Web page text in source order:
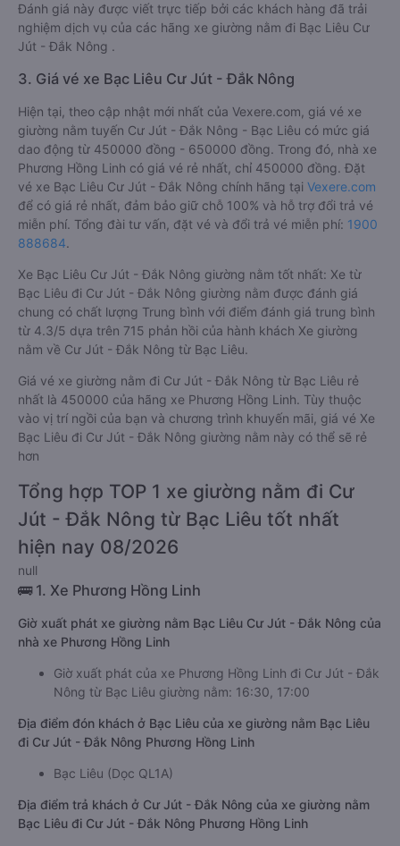
Đánh giá này được viết trực tiếp bởi các khách hàng đã trải
nghiệm dịch vụ của các hãng xe giường nằm đi Bạc Liêu Cư
Jút - Đắk Nông .
3. Giá vé xe Bạc Liêu Cư Jút - Đắk Nông
Hiện tại, theo cập nhật mới nhất của Vexere.com, giá vé xe
giường nằm tuyến Cư Jút - Đắk Nông - Bạc Liêu có mức giá
dao động từ 450000 đồng - 650000 đồng. Trong đó, nhà xe
Phương Hồng Linh có giá vé rẻ nhất, chỉ 450000 đồng. Đặt
vé xe Bạc Liêu Cư Jút - Đắk Nông chính hãng tại Vexere.com
để có giá rẻ nhất, đảm bảo giữ chỗ 100% và hỗ trợ đổi trả vé
miễn phí. Tổng đài tư vấn, đặt vé và đổi trả vé miễn phí: 1900
888684.
Xe Bạc Liêu Cư Jút - Đắk Nông giường nằm tốt nhất: Xe từ
Bạc Liêu đi Cư Jút - Đắk Nông giường nằm được đánh giá
chung có chất lượng Trung bình với điểm đánh giá trung bình
từ 4.3/5 dựa trên 715 phản hồi của hành khách Xe giường
nằm về Cư Jút - Đắk Nông từ Bạc Liêu.
Giá vé xe giường nằm đi Cư Jút - Đắk Nông từ Bạc Liêu rẻ
nhất là 450000 của hãng xe Phương Hồng Linh. Tùy thuộc
vào vị trí ngồi của bạn và chương trình khuyến mãi, giá vé Xe
Bạc Liêu đi Cư Jút - Đắk Nông giường nằm này có thể sẽ rẻ
hơn
Tổng hợp TOP 1 xe giường nằm đi Cư
Jút - Đắk Nông từ Bạc Liêu tốt nhất
hiện nay 08/2026
null
🚌 1. Xe Phương Hồng Linh
Giờ xuất phát xe giường nằm Bạc Liêu Cư Jút - Đắk Nông của
nhà xe Phương Hồng Linh
Giờ xuất phát của xe Phương Hồng Linh đi Cư Jút - Đắk
Nông từ Bạc Liêu giường nằm: 16:30, 17:00
Địa điểm đón khách ở Bạc Liêu của xe giường nằm Bạc Liêu
đi Cư Jút - Đắk Nông Phương Hồng Linh
Bạc Liêu (Dọc QL1A)
Địa điểm trả khách ở Cư Jút - Đắk Nông của xe giường nằm
Bạc Liêu đi Cư Jút - Đắk Nông Phương Hồng Linh